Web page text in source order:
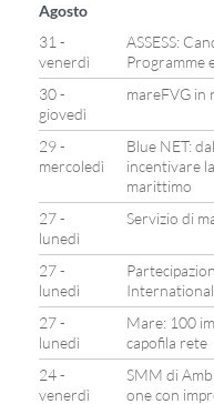
Agosto
31 -
venerdì
ASSESS:
Programme
30 -
giovedì
mareFVG in
29 -
mercoledì
Blue NET:
incentivare
marittimo
27 -
lunedì
Servizio di
27 -
lunedì
27 -
lunedì
Mare: 100
capofila rete
24 -
venerdì
SMM di
one con